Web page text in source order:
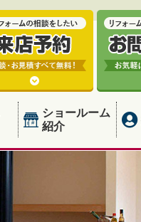
ショールーム
紹介